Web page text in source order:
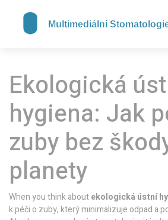
Ekologická
hygiena: Jak
zuby bez
planety
When you think aboutekologická ústní
k péči o zuby, který minimalizuje odpad a